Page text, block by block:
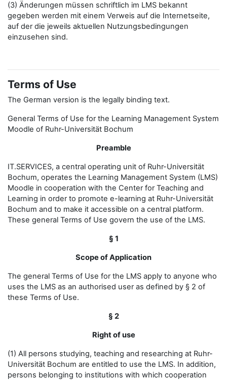
(3) Änderungen müssen schriftlich im LMS bekannt
gegeben werden mit einem Verweis auf die Internetseite,
auf der die jeweils aktuellen Nutzungsbedingungen
einzusehen sind.
Terms of Use
The German version is the legally binding text.
General Terms of Use for the Learning Management System
Moodle of Ruhr-Universität Bochum
Preamble
IT.SERVICES, a central operating unit of Ruhr-Universität
Bochum, operates the Learning Management System (LMS)
Moodle in cooperation with the Center for Teaching and
Learning in order to promote e-learning at Ruhr-Universität
Bochum and to make it accessible on a central platform.
These general Terms of Use govern the use of the LMS.
§ 1
Scope of Application
The general Terms of Use for the LMS apply to anyone who
uses the LMS as an authorised user as defined by § 2 of
these Terms of Use.
§ 2
Right of use
(1) All persons studying, teaching and researching at Ruhr-
Universität Bochum are entitled to use the LMS. In addition,
persons belonging to institutions with which cooperation